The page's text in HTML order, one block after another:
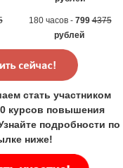
180 часов - 7994375
рублей
стать участником
курсов повышения
подробности по
ниже!